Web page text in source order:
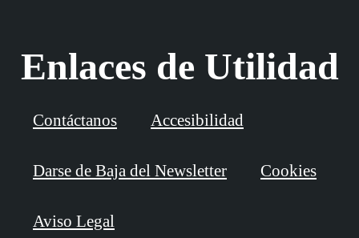
Enlaces de Utilidad
Contáctanos Accesibilidad
Darse de Baja del Newsletter Cookies
Aviso Legal